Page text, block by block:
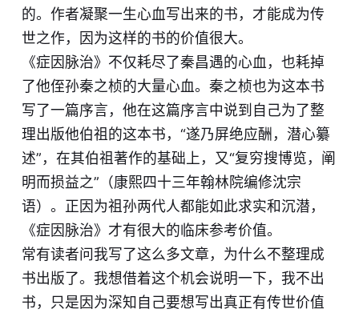
的。作者凝聚一生心血写出来的书，才能成为传
世之作，因为这样的书的价值很大。
《症因脉治》不仅耗尽了秦昌遇的心血，也耗掉
了他侄孙秦之桢的大量心血。秦之桢也为这本书
写了一篇序言，他在这篇序言中说到自己为了整
理出版他伯祖的这本书，“遂乃屏绝应酬，潜心纂
述”，在其伯祖著作的基础上，又“复穷搜博览，阐
明而损益之”（康熙四十三年翰林院编修沈宗
语）。正因为祖孙两代人都能如此求实和沉潜，
《症因脉治》才有很大的临床参考价值。
常有读者问我写了这么多文章，为什么不整理成
书出版了。我想借着这个机会说明一下，我不出
书，只是因为深知自己要想写出真正有传世价值